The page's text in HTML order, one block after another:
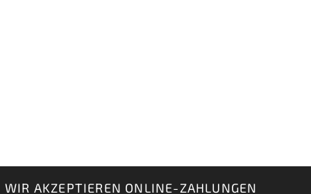
WIR AKZEPTIEREN ONLINE-ZAHLUNGEN